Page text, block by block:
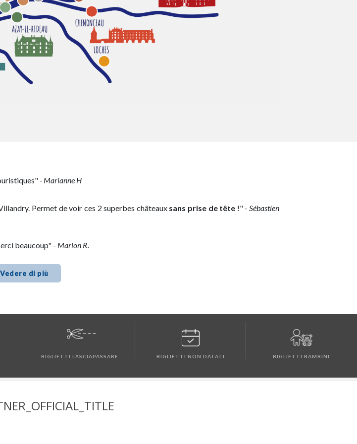
- Marianne H
Permet de voir ces 2 superbes châteaux sans prise de tête !"- Sébastien
beaucoup" - Marion R.
Vedere di più
BIGLIETTI LASCIAPASSARE BIGLIETTI NON DATATI BIGLIETTI BAMBINI